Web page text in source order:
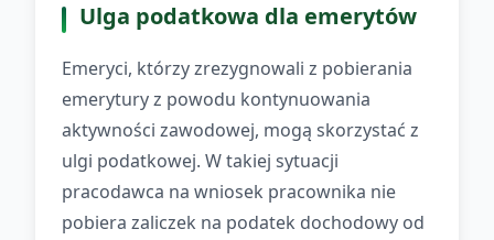
Ulga podatkowa dla emerytów
Emeryci, którzy zrezygnowali z pobierania
emerytury z powodu kontynuowania
aktywności zawodowej, mogą skorzystać z
ulgi podatkowej. W takiej sytuacji
pracodawca na wniosek pracownika nie
pobiera zaliczek na podatek dochodowy od